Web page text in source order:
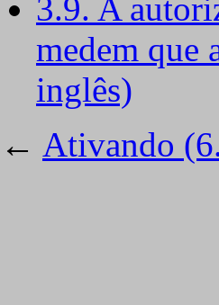
3.9. A
medem que
inglês)
← Ativando